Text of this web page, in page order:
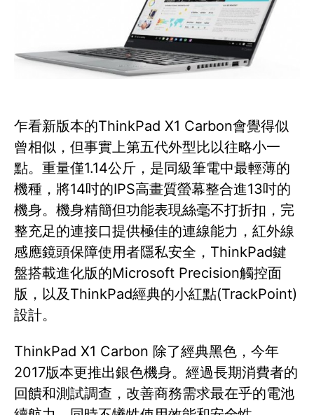
乍看新版本的ThinkPad X1 Carbon會覺得似
曾相似，但事實上第五代外型比以往略小一
點。重量僅1.14公斤，是同級筆電中最輕薄的
機種，將14吋的IPS高畫質螢幕整合進13吋的
機身。機身精簡但功能表現絲毫不打折扣，完
整充足的連接口提供極佳的連線能力，紅外線
感應鏡頭保障使用者隱私安全，ThinkPad鍵
盤搭載進化版的Microsoft Precision觸控面
版，以及ThinkPad經典的小紅點(TrackPoint)
設計。
ThinkPad X1 Carbon 除了經典黑色，今年
2017版本更推出銀色機身。經過長期消費者的
回饋和測試調查，改善商務需求最在乎的電池